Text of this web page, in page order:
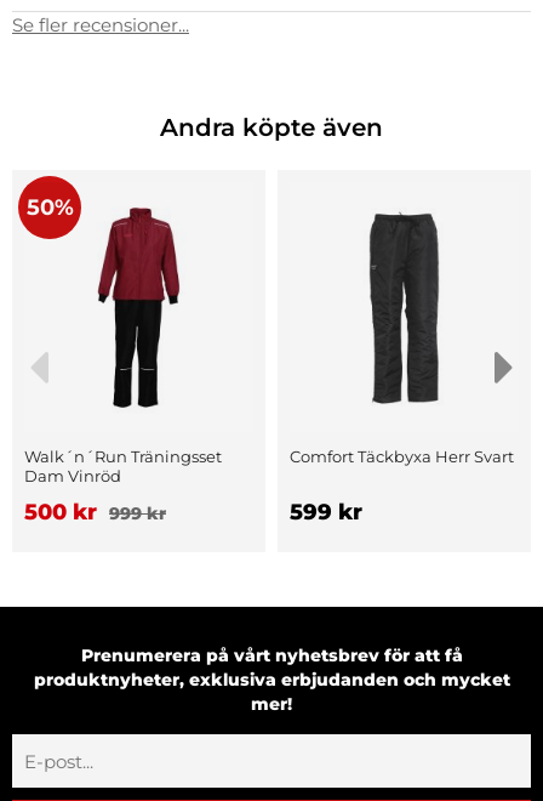
Se fler recensioner...
Andra köpte även
50%
Walk´n´Run Träningsset
Dam Vinröd
500 kr 999 kr
Comfort Täckbyxa Herr Svart
599 kr
Prenumerera på vårt nyhetsbrev för att få
produktnyheter, exklusiva erbjudanden och mycket
mer!